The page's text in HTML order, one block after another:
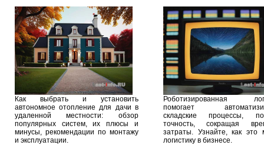
Как выбрать и установить
автономное отопление для дачи в
удаленной местности: обзор
популярных систем, их плюсы и
минусы, рекомендации по монтажу
и эксплуатации.
Роботизированная
помогает
складские процессы,
точность, сокращая
затраты. Узнайте, как это
логистику в бизнесе.